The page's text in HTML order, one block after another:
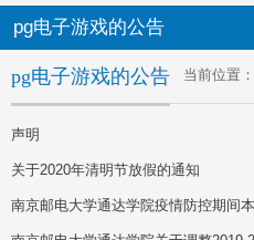
pg电子游戏的公告
当前位置：
pg电子游戏的公告
声明
关于2020年清明节放假的通知